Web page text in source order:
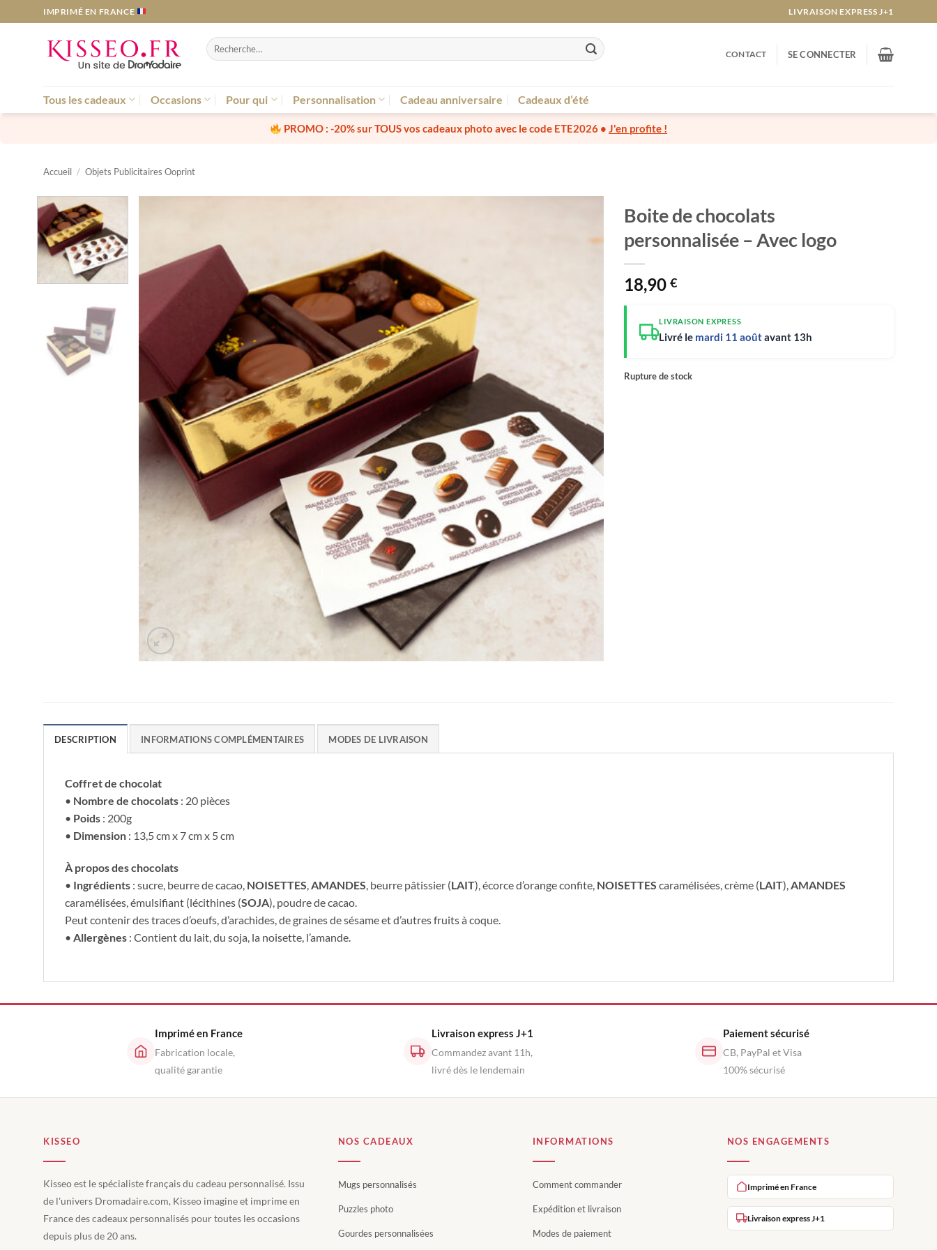
au
IMPRIMÉ EN FRANCE LIVRAISON EXPRESS J+1
Recherche
pour :
CONTACT SE CONNECTER
Tous les cadeaux Occasions Pour qui Personnalisation Cadeau anniversaire Cadeaux d’été
PROMO : -20% sur TOUS vos cadeaux photo avec le code ETE2026 •J'en profite !
Accueil / Objets Publicitaires Ooprint
Boite de chocolats
personnalisée – Avec logo
18,90€
LIVRAISON EXPRESS
Livré le mardi 11 aoûtavant 13h
Rupture de stock
DESCRIPTION INFORMATIONS COMPLÉMENTAIRES MODES DE LIVRAISON
Coffret de chocolat
• Nombre de chocolats : 20 pièces
• Poids : 200g
• Dimension : 13,5 cm x 7 cm x 5 cm
À propos des chocolats
• Ingrédients : sucre, beurre de cacao, NOISETTES,AMANDES, beurre pâtissier (LAIT), écorce d’orange confite, NOISETTES caramélisées, crème (LAIT),AMANDES
caramélisées, émulsifiant (lécithines (SOJA), poudre de cacao.
Peut contenir des traces d’oeufs, d’arachides, de graines de sésame et d’autres fruits à coque.
• Allergènes : Contient du lait, du soja, la noisette, l’amande.
Imprimé en France
Fabrication locale,
qualité garantie
Livraison express J+1
Commandez avant 11h,
livré dès le lendemain
Paiement sécurisé
CB, PayPal et Visa
100% sécurisé
KISSEO
Kisseo est le spécialiste français du cadeau personnalisé. Issu
de l'univers Dromadaire.com, Kisseo imagine et imprime en
France des cadeaux personnalisés pour toutes les occasions
depuis plus de 20 ans.
NOS CADEAUX
Mugs personnalisés
Puzzles photo
Gourdes personnalisées
INFORMATIONS
Comment commander
Expédition et livraison
Modes de paiement
NOS ENGAGEMENTS
Imprimé en France
Livraison express J+1